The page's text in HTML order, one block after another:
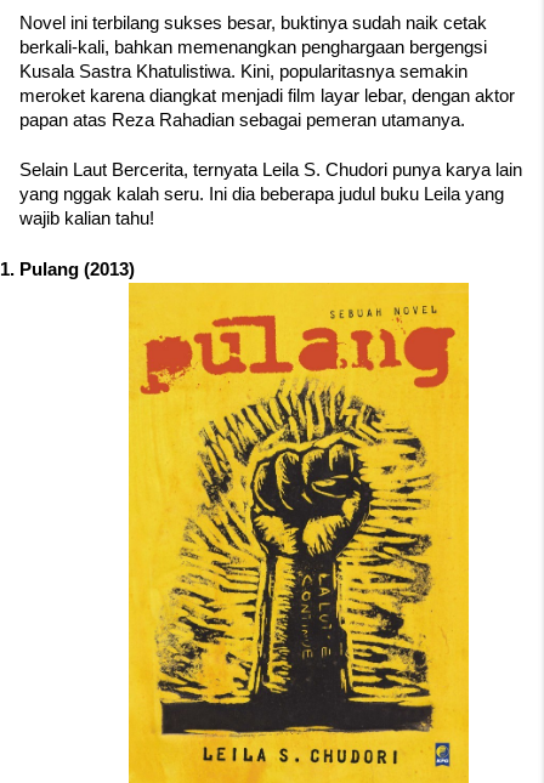
Novel ini terbilang sukses besar, buktinya sudah naik cetak
berkali-kali, bahkan memenangkan penghargaan bergengsi
Kusala Sastra Khatulistiwa. Kini, popularitasnya semakin
meroket karena diangkat menjadi film layar lebar, dengan aktor
papan atas Reza Rahadian sebagai pemeran utamanya.
Selain Laut Bercerita, ternyata Leila S. Chudori punya karya lain
yang nggak kalah seru. Ini dia beberapa judul buku Leila yang
wajib kalian tahu!
Pulang (2013)